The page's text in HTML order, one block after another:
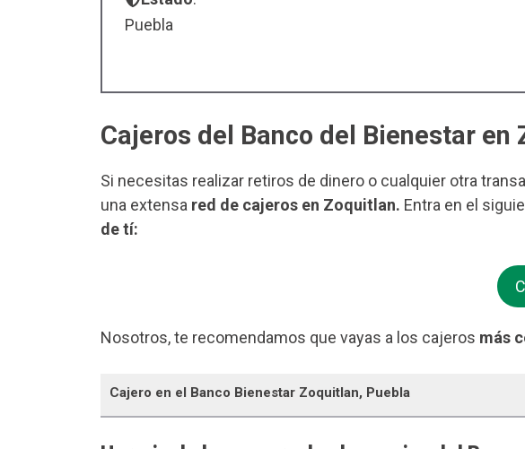
Puebla
Cajeros del Banco del Bienestar en
Si necesitas realizar retiros de dinero o cualquier otra
una extensa red de cajeros en Zoquitlan. Entra en el
de tí:
Nosotros, te recomendamos que vayas a los cajeros más
Cajero en el Banco Bienestar Zoquitlan, Puebla